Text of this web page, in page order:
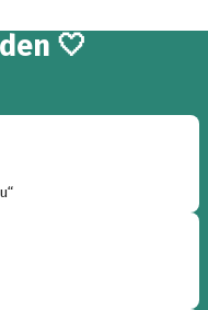
🤍